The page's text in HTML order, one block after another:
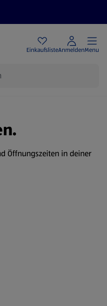
EinkaufslisteAnmeldenMenu
Öffnungszeiten in deiner